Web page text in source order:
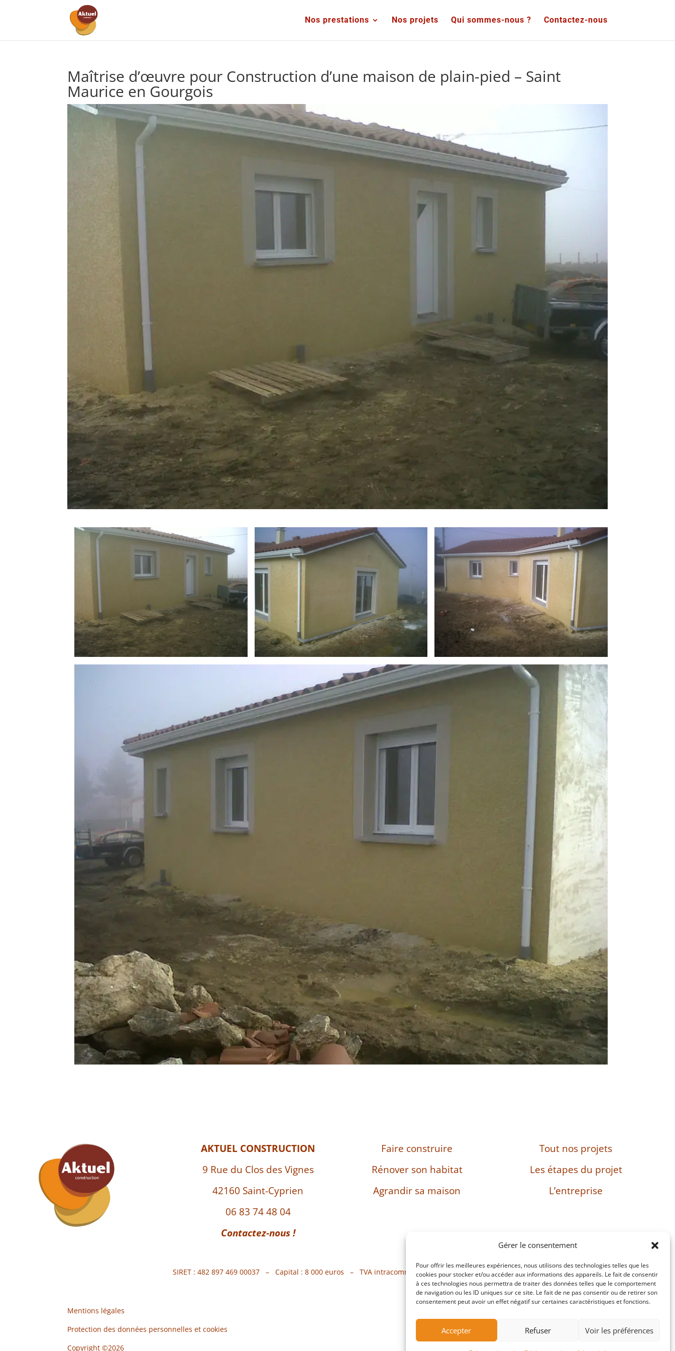
Gérer le consentement
Pour offrir les meilleures expériences, nous utilisons des technologies telles que les
cookies pour stocker et/ou accéder aux informations des appareils. Le fait de consentir
à ces technologies nous permettra de traiter des données telles que le comportement
de navigation ou les ID uniques sur ce site. Le fait de ne pas consentir ou de retirer son
consentement peut avoir un effet négatif sur certaines caractéristiques et fonctions.
Accepter Refuser Voir les préférences
Nos prestations Nos projets Qui sommes-nous ? Contactez-nous
Maîtrise d’œuvre pour Construction d’une maison de plain-pied – Saint
Maurice en Gourgois
AKTUEL CONSTRUCTION
9 Rue du Clos des Vignes
42160 Saint-Cyprien
06 83 74 48 04
Contactez-nous !
Faire construire
Rénover son habitat
Agrandir sa maison
Tout nos projets
Les étapes du projet
L’entreprise
SIRET : 482 897 469 00037 – Capital : 8 000 euros – TVA intracommunautaire : FR38482897469
Mentions légales
Protection des données personnelles et cookies
Copyright ©2026